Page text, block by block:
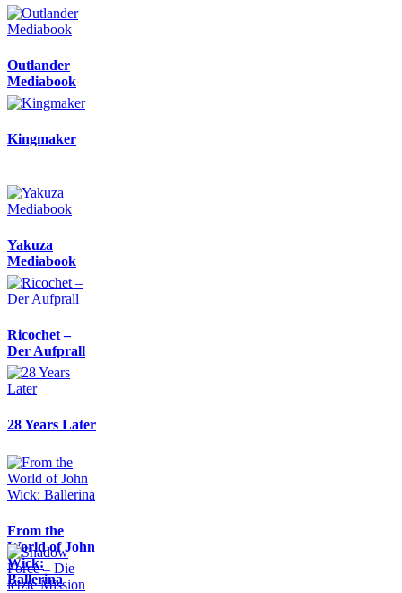
Outlander
Mediabook
Kingmaker
Yakuza
Mediabook
Ricochet –
Der Aufprall
28 Years Later
From the
World of John
Wick:
Ballerina